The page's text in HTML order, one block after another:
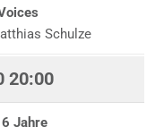
Schulze
20:00
Jahre